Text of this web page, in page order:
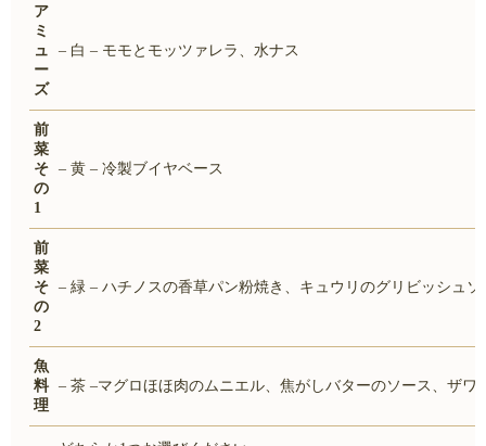
ア
ミ
ュ
ー
ズ
– 白 – モモとモッツァレラ、水ナス
前
菜
そ
の
1
– 黄–冷製ブイヤベース
前
菜
そ
の
2
– 緑 –ハチノスの香草パン粉焼き、キュウリのグリビッシュソ
魚
料
理
– 茶–マグロほほ肉のムニエル、焦がしバターのソース、ザワ